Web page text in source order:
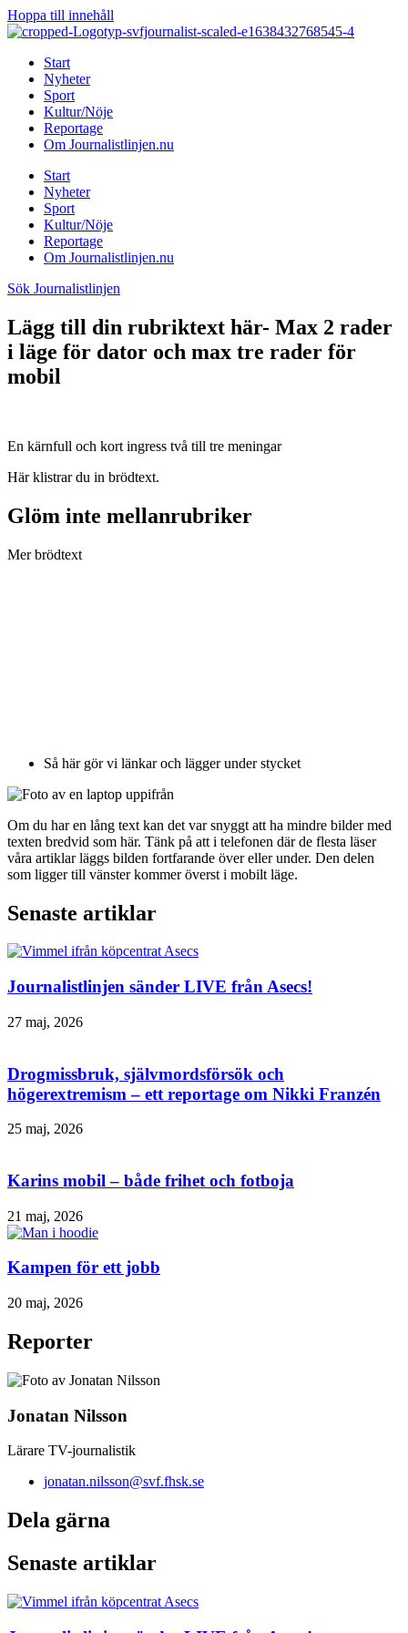
Hoppa till innehåll
Start
Nyheter
Sport
Kultur/Nöje
Reportage
Om Journalistlinjen.nu
Start
Nyheter
Sport
Kultur/Nöje
Reportage
Om Journalistlinjen.nu
Sök Journalistlinjen
Lägg till din rubriktext här- Max 2 rader
i läge för dator och max tre rader för
mobil
En kärnfull och kort ingress två till tre meningar
Här klistrar du in brödtext.
Glöm inte mellanrubriker
Mer brödtext
Så här gör vi länkar och lägger under stycket
Om du har en lång text kan det var snyggt att ha mindre bilder med
texten bredvid som här. Tänk på att i telefonen där de flesta läser
våra artiklar läggs bilden fortfarande över eller under. Den delen
som ligger till vänster kommer överst i mobilt läge.
Senaste artiklar
Journalistlinjen sänder LIVE från Asecs!
27 maj, 2026
Drogmissbruk, självmordsförsök och
högerextremism – ett reportage om Nikki Franzén
25 maj, 2026
Karins mobil – både frihet och fotboja
21 maj, 2026
Kampen för ett jobb
20 maj, 2026
Reporter
Jonatan Nilsson
Lärare TV-journalistik
jonatan.nilsson@svf.fhsk.se
Dela gärna
Senaste artiklar